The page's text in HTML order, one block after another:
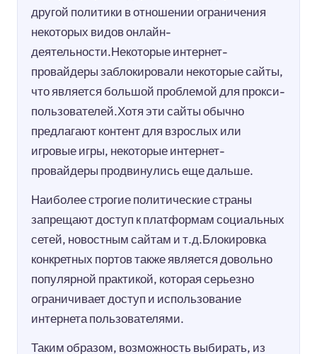
другой политики в отношении ограничения
некоторых видов онлайн-
деятельности.Некоторые интернет-
провайдеры заблокировали некоторые сайты,
что является большой проблемой для прокси-
пользователей.Хотя эти сайты обычно
предлагают контент для взрослых или
игровые игры, некоторые интернет-
провайдеры продвинулись еще дальше.
Наиболее строгие политические страны
запрещают доступ к платформам социальных
сетей, новостным сайтам и т.д.Блокировка
конкретных портов также является довольно
популярной практикой, которая серьезно
ограничивает доступ и использование
интернета пользователями.
Таким образом, возможность выбирать, из